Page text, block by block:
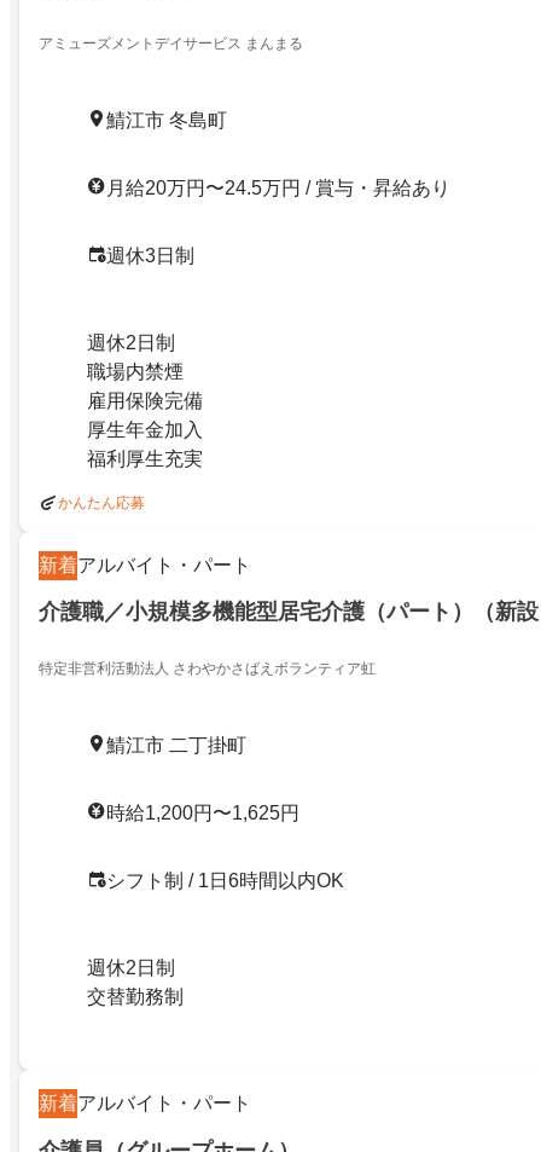
アミューズメントデイサービス まんまる
鯖江市 冬島町
月給20万円〜24.5万円 / 賞与・昇給あり
週休3日制
週休2日制
職場内禁煙
雇用保険完備
厚生年金加入
福利厚生充実
かんたん応募
新着アルバイト・パート
介護職／小規模多機能型居宅介護（パート）（新
特定非営利活動法人 さわやかさばえボランティア虹
鯖江市 二丁掛町
時給1,200円〜1,625円
シフト制 / 1日6時間以内OK
週休2日制
交替勤務制
新着アルバイト・パート